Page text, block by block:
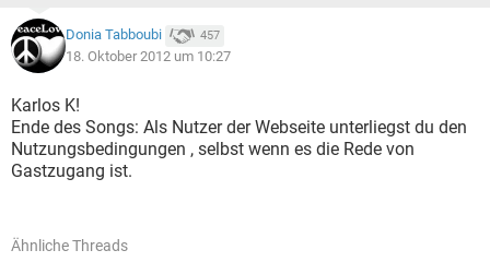
Donia Tabboubi 457
18. Oktober 2012 um 10:27
Karlos K!
Ende des Songs: Als Nutzer der Webseite unterliegst du den
Nutzungsbedingungen , selbst wenn es die Rede von
Gastzugang ist.
Ähnliche Threads